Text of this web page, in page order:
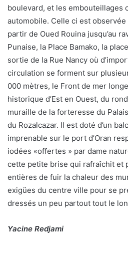
boulevard, et les embouteillages
automobile. Celle ci est
partir de Oued Rouina jusqu’au
Punaise, la Place Bamako, la
sortie de la Rue Nancy où
circulation se forment sur
000 mètres, le Front de mer
historique d’Est en Ouest, du
muraille de la forteresse du
du Rozalcazar. Il est doté d’un
imprenable sur le port d’Oran
iodées «offertes » par dame
cette petite brise qui rafraîchit et
entières de fuir la chaleur des
exigües du centre ville pour se
dressés un peu partout tout le
Yacine Redjami